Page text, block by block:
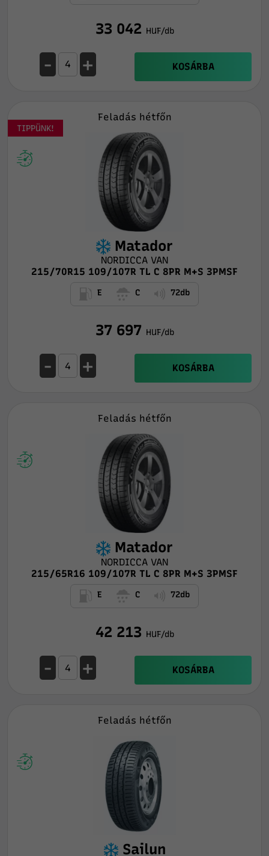
33 042 HUF/db
- + KOSÁRBA
TIPPÜNK!
Feladás hétfőn
Matador
NORDICCA VAN
215/70R15 109/107R TL C 8PR M+S 3PMSF
E C 72db
37 697 HUF/db
- + KOSÁRBA
Feladás hétfőn
Matador
NORDICCA VAN
215/65R16 109/107R TL C 8PR M+S 3PMSF
E C 72db
42 213 HUF/db
- + KOSÁRBA
Feladás hétfőn
Sailun